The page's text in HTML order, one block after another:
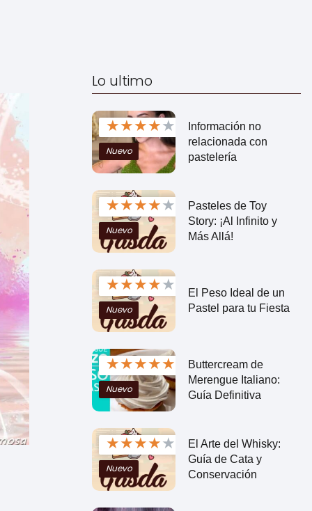
Lo ultimo
★★★★★
Nuevo
Información no
relacionada con
pastelería
★★★★★
Nuevo
Pasteles de Toy
Story: ¡Al Infinito y
Más Allá!
★★★★★
Nuevo
El Peso Ideal de un
Pastel para tu Fiesta
★★★★★
Nuevo
Buttercream de
Merengue Italiano:
Guía Definitiva
★★★★★
Nuevo
El Arte del Whisky:
Guía de Cata y
Conservación